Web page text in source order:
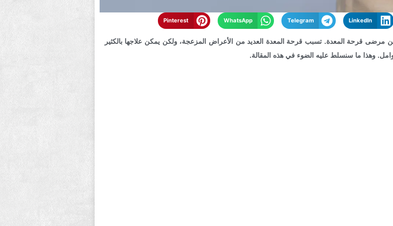
LinkedIn
Telegram
WhatsApp
Pinterest
مرضى قرحة المعدة. تسبب قرحة المعدة العديد من الأعراض المزعجة، ولكن يمكن علاجها بالكثير
وهذا ما سنسلط عليه الضوء في هذه المقالة.